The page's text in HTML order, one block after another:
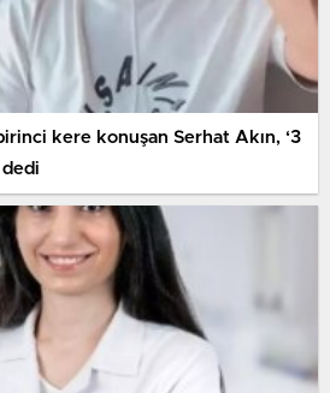
kere konuşan Serhat Akın, ‘3
dedi